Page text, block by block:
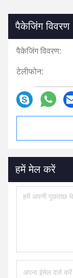
पैकेजिंग विवरण
पैकेजिंग विवरण:
टेलीफोन:
हमें मेल करें